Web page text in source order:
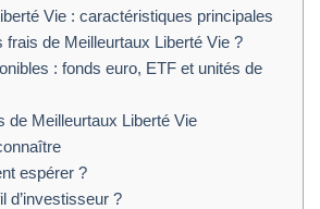
Vie : caractéristiques principales
frais de Meilleurtaux Liberté Vie ?
: fonds euro, ETF et unités de
de Meilleurtaux Liberté Vie
espérer ?
d’investisseur ?